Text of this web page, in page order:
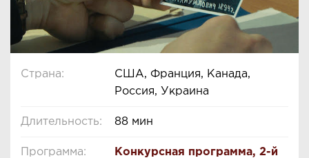
Страна:
США, Франция, Канада,
Россия, Украина
Длительность: 88 мин
Программа: Конкурсная программа, 2-й